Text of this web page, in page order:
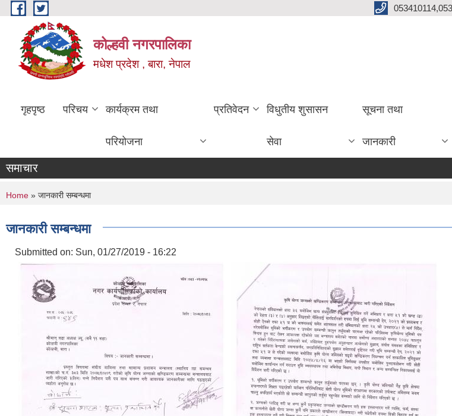
Skip to main content
कोल्हवी नगरपालिका
मधेश प्रदेश , बारा, नेपाल
गृहपृष्ठ परिचय कार्यक्रम तथा
परियोजना
प्रतिवेदन विधुतीय शुसासन
सेवा
सूचना तथा
जानकारी
समाचार
You are here
Home » जानकारी सम्बन्धमा
जानकारी सम्बन्धमा
Submitted on: Sun, 01/27/2019 - 16:22